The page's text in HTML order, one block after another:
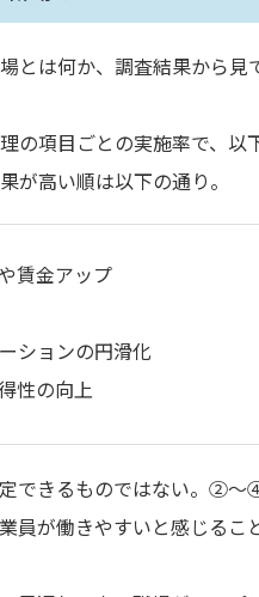
とは何か、調査結果から見
の項目ごとの実施率で、以
が高い順は以下の通り。
賃金アップ
ションの円滑化
性の向上
できるものではない。②～
員が働きやすいと感じるこ